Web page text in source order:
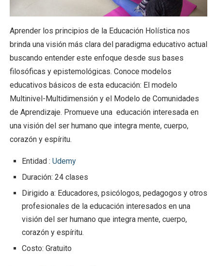
Aprender los principios de la Educación Holística nos
brinda una visión más clara del paradigma educativo actual
buscando entender este enfoque desde sus bases
filosóficas y epistemológicas. Conoce modelos
educativos básicos de esta educación: El modelo
Multinivel-Multidimensión y el Modelo de Comunidades
de Aprendizaje. Promueve una educación interesada en
una visión del ser humano que integra mente, cuerpo,
corazón y espíritu.
Entidad : Udemy
Duración: 24 clases
Dirigido a: Educadores, psicólogos, pedagogos y otros
profesionales de la educación interesados en una
visión del ser humano que integra mente, cuerpo,
corazón y espíritu.
Costo: Gratuito